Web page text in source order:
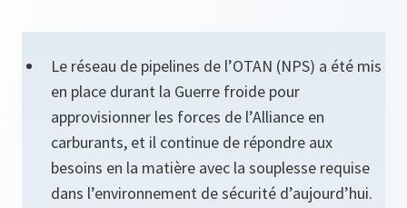
Le réseau de pipelines de l’OTAN (NPS) a été mis
en place durant la Guerre froide pour
approvisionner les forces de l’Alliance en
carburants, et il continue de répondre aux
besoins en la matière avec la souplesse requise
dans l’environnement de sécurité d’aujourd’hui.